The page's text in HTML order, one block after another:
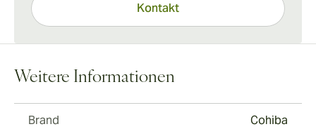
Kontakt
Weitere Informationen
Brand Cohiba